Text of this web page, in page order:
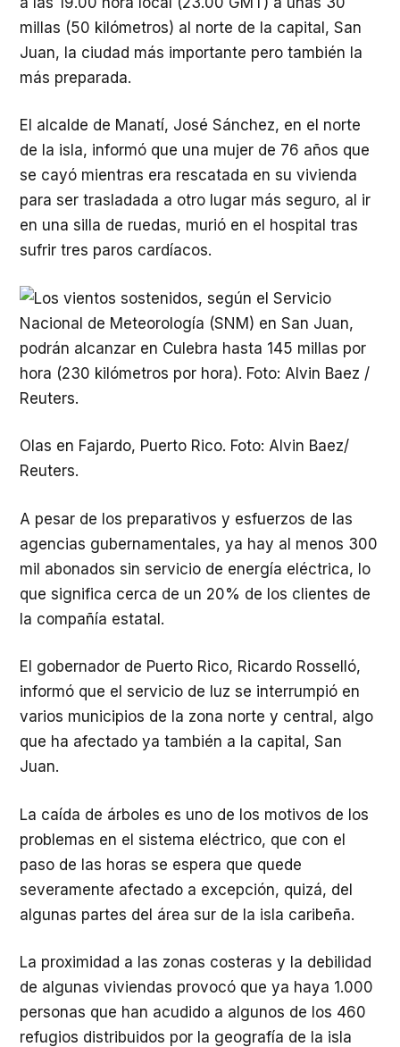
millas (50 kilómetros) al norte de la capital, San
Juan, la ciudad más importante pero también la
más preparada.
El alcalde de Manatí, José Sánchez, en el norte
de la isla, informó que una mujer de 76 años que
se cayó mientras era rescatada en su vivienda
para ser trasladada a otro lugar más seguro, al ir
en una silla de ruedas, murió en el hospital tras
sufrir tres paros cardíacos.
Olas en Fajardo, Puerto Rico. Foto: Alvin Baez/
Reuters.
A pesar de los preparativos y esfuerzos de las
agencias gubernamentales, ya hay al menos 300
mil abonados sin servicio de energía eléctrica, lo
que significa cerca de un 20% de los clientes de
la compañía estatal.
El gobernador de Puerto Rico, Ricardo Rosselló,
informó que el servicio de luz se interrumpió en
varios municipios de la zona norte y central, algo
que ha afectado ya también a la capital, San
Juan.
La caída de árboles es uno de los motivos de los
problemas en el sistema eléctrico, que con el
paso de las horas se espera que quede
severamente afectado a excepción, quizá, del
algunas partes del área sur de la isla caribeña.
La proximidad a las zonas costeras y la debilidad
de algunas viviendas provocó que ya haya 1.000
personas que han acudido a algunos de los 460
refugios distribuidos por la geografía de la isla